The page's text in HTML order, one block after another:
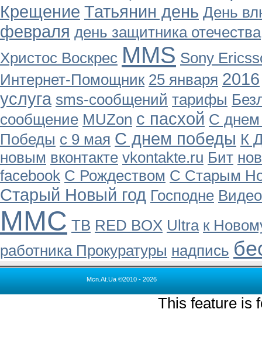
Крещение Татьянин день День
февраля день защитника отечества
Христос Воскрес MMS Sony
Интернет-Помощник 25 января 2016
услуга sms-сообщений тарифы
сообщение MUZon с пасхой С днем
Победы с 9 мая С днем победы К
новым вконтакте vkontakte.ru Бит
facebook С Рождеством С Старым
Старый Новый год Господне
ММС ТВ RED BOX Ultra к
работника Прокуратуры надпись
Mcn.At.Ua ©2010 - 2026
This feature is